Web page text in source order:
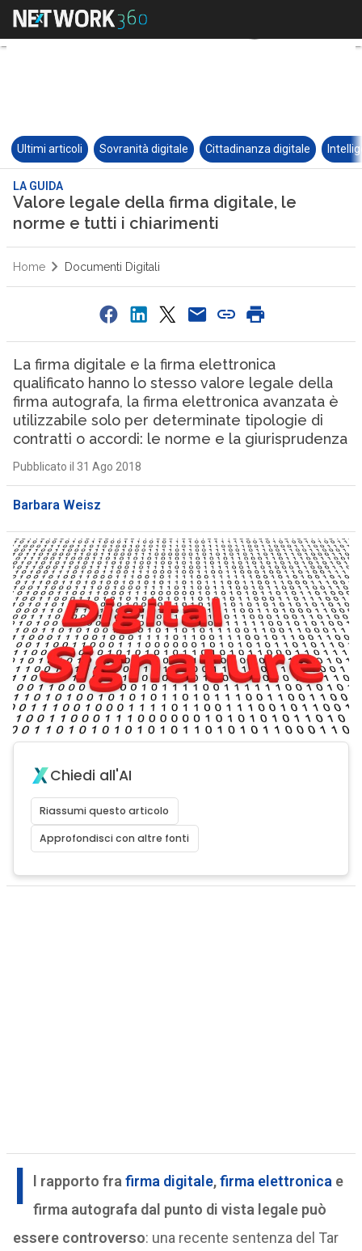
Ultimi articoli Sovranità digitale Cittadinanza digitale
LA GUIDA
Valore legale della firma digitale, le
norme e tutti i chiarimenti
Home Documenti Digitali
La firma digitale e la firma elettronica
qualificato hanno lo stesso valore legale della
firma autografa, la firma elettronica avanzata è
utilizzabile solo per determinate tipologie di
contratti o accordi: le norme e la giurisprudenza
Pubblicato il 31 Ago 2018
Barbara Weisz
Chiedi all'AI
Riassumi questo articolo
Approfondisci con altre fonti
I l rapporto fra firma digitale,firma elettronica e
firma autografa dal punto di vista legale può
essere controverso: una recente sentenza del Tar